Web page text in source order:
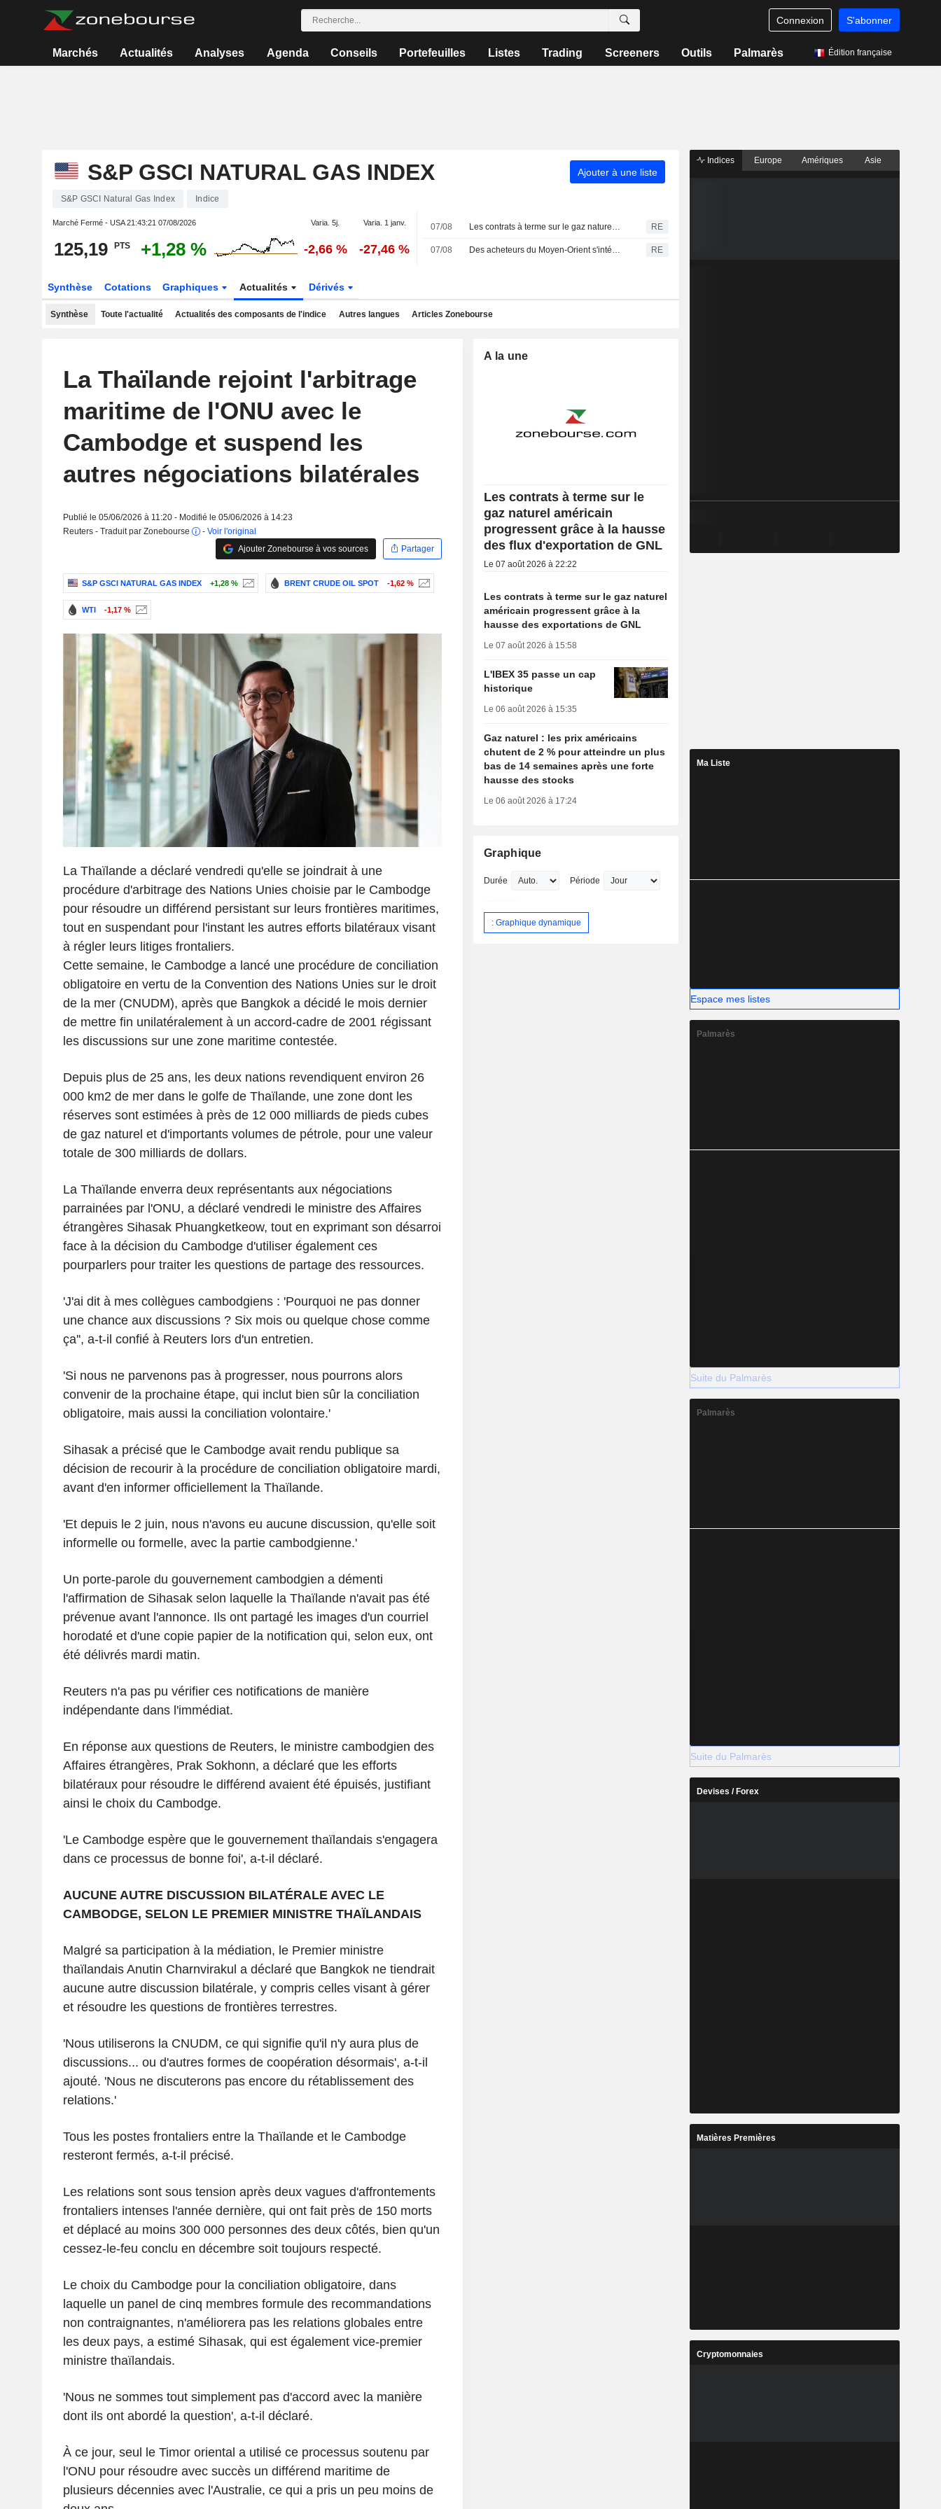
Connexion S'abonner
Marchés Actualités Analyses Agenda Conseils Portefeuilles Listes Trading Screeners Outils Palmarès Édition française
S&P GSCI NATURAL GAS INDEX Ajouter à une liste
S&P GSCI Natural Gas Index Indice
Marché Fermé - USA21:43:21 07/08/2026 Varia. 5j. Varia. 1 janv.
125,19 PTS +1,28 % -2,66 % -27,46 %
07/08 Les contrats à terme sur le gaz naturel américain progressent grâce à la hausse des flux d'exportation de GNL RE
07/08 Des acheteurs du Moyen-Orient s'intéressent aux cargaisons de GNL canadien, selon Pacific Energy RE
Synthèse Cotations Graphiques Actualités Dérivés
Synthèse Toute l'actualité Actualités des composants de l'indice Autres langues Articles Zonebourse
La Thaïlande rejoint l'arbitrage
maritime de l'ONU avec le
Cambodge et suspend les
autres négociations bilatérales
Publié le 05/06/2026 à 11:20 - Modifié le 05/06/2026 à 14:23
Reuters - Traduit par Zonebourse
- Voir l'original
Ajouter Zonebourse à vos sources
Partager
S&P GSCI NATURAL GAS INDEX +1,28 % BRENT CRUDE OIL SPOT -1,62 %
WTI -1,17 %
La Thaïlande a déclaré vendredi qu'elle se joindrait à une
procédure d'arbitrage des Nations Unies choisie par le Cambodge
pour résoudre un différend persistant sur leurs frontières maritimes,
tout en suspendant pour l'instant les autres efforts bilatéraux visant
à régler leurs litiges frontaliers.
Cette semaine, le Cambodge a lancé une procédure de conciliation
obligatoire en vertu de la Convention des Nations Unies sur le droit
de la mer (CNUDM), après que Bangkok a décidé le mois dernier
de mettre fin unilatéralement à un accord-cadre de 2001 régissant
les discussions sur une zone maritime contestée.
Depuis plus de 25 ans, les deux nations revendiquent environ 26
000 km2 de mer dans le golfe de Thaïlande, une zone dont les
réserves sont estimées à près de 12 000 milliards de pieds cubes
de gaz naturel et d'importants volumes de pétrole, pour une valeur
totale de 300 milliards de dollars.
La Thaïlande enverra deux représentants aux négociations
parrainées par l'ONU, a déclaré vendredi le ministre des Affaires
étrangères Sihasak Phuangketkeow, tout en exprimant son désarroi
face à la décision du Cambodge d'utiliser également ces
pourparlers pour traiter les questions de partage des ressources.
'J'ai dit à mes collègues cambodgiens : 'Pourquoi ne pas donner
une chance aux discussions ? Six mois ou quelque chose comme
ça'', a-t-il confié à Reuters lors d'un entretien.
'Si nous ne parvenons pas à progresser, nous pourrons alors
convenir de la prochaine étape, qui inclut bien sûr la conciliation
obligatoire, mais aussi la conciliation volontaire.'
Sihasak a précisé que le Cambodge avait rendu publique sa
décision de recourir à la procédure de conciliation obligatoire mardi,
avant d'en informer officiellement la Thaïlande.
'Et depuis le 2 juin, nous n'avons eu aucune discussion, qu'elle soit
informelle ou formelle, avec la partie cambodgienne.'
Un porte-parole du gouvernement cambodgien a démenti
l'affirmation de Sihasak selon laquelle la Thaïlande n'avait pas été
prévenue avant l'annonce. Ils ont partagé les images d'un courriel
horodaté et d'une copie papier de la notification qui, selon eux, ont
été délivrés mardi matin.
Reuters n'a pas pu vérifier ces notifications de manière
indépendante dans l'immédiat.
En réponse aux questions de Reuters, le ministre cambodgien des
Affaires étrangères, Prak Sokhonn, a déclaré que les efforts
bilatéraux pour résoudre le différend avaient été épuisés, justifiant
ainsi le choix du Cambodge.
'Le Cambodge espère que le gouvernement thaïlandais s'engagera
dans ce processus de bonne foi', a-t-il déclaré.
AUCUNE AUTRE DISCUSSION BILATÉRALE AVEC LE
CAMBODGE, SELON LE PREMIER MINISTRE THAÏLANDAIS
Malgré sa participation à la médiation, le Premier ministre
thaïlandais Anutin Charnvirakul a déclaré que Bangkok ne tiendrait
aucune autre discussion bilatérale, y compris celles visant à gérer
et résoudre les questions de frontières terrestres.
'Nous utiliserons la CNUDM, ce qui signifie qu'il n'y aura plus de
discussions... ou d'autres formes de coopération désormais', a-t-il
ajouté. 'Nous ne discuterons pas encore du rétablissement des
relations.'
Tous les postes frontaliers entre la Thaïlande et le Cambodge
resteront fermés, a-t-il précisé.
Les relations sont sous tension après deux vagues d'affrontements
frontaliers intenses l'année dernière, qui ont fait près de 150 morts
et déplacé au moins 300 000 personnes des deux côtés, bien qu'un
cessez-le-feu conclu en décembre soit toujours respecté.
Le choix du Cambodge pour la conciliation obligatoire, dans
laquelle un panel de cinq membres formule des recommandations
non contraignantes, n'améliorera pas les relations globales entre
les deux pays, a estimé Sihasak, qui est également vice-premier
ministre thaïlandais.
'Nous ne sommes tout simplement pas d'accord avec la manière
dont ils ont abordé la question', a-t-il déclaré.
À ce jour, seul le Timor oriental a utilisé ce processus soutenu par
l'ONU pour résoudre avec succès un différend maritime de
plusieurs décennies avec l'Australie, ce qui a pris un peu moins de
A la une
Les contrats à terme sur le
gaz naturel américain
progressent grâce à la hausse
des flux d'exportation de GNL
Le 07 août 2026 à 22:22
Les contrats à terme sur le gaz naturel
américain progressent grâce à la
hausse des exportations de GNL
Le 07 août 2026 à 15:58
L'IBEX 35 passe un cap
historique
Le 06 août 2026 à 15:35
Gaz naturel : les prix américains
chutent de 2 % pour atteindre un plus
bas de 14 semaines après une forte
hausse des stocks
Le 06 août 2026 à 17:24
Graphique
Durée Période
: Graphique dynamique
Indices Europe Amériques Asie
Ma Liste
Espace mes listes
Palmarès
Suite du Palmarès
Palmarès
Suite du Palmarès
Devises / Forex
Matières Premières
Cryptomonnaies